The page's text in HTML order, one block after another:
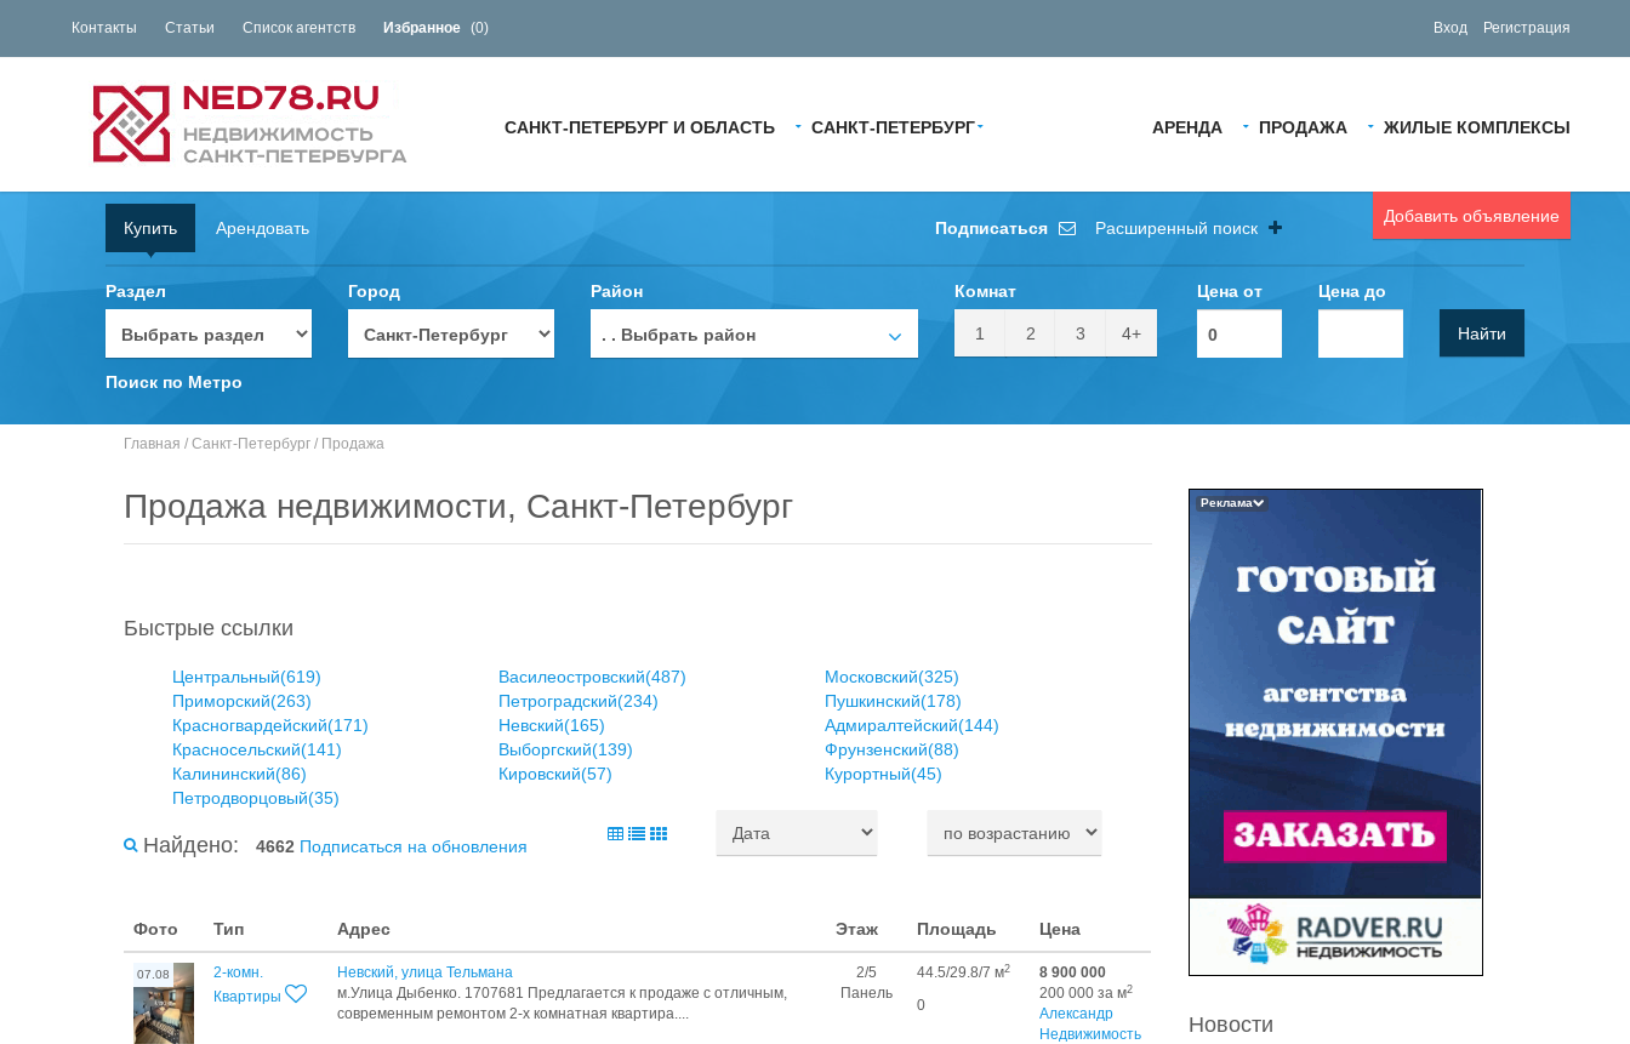
Контакты Статьи Список агентств Избранное (0) Вход Регистрация
АРЕНДА ПРОДАЖА ЖИЛЫЕ КОМПЛЕКСЫ
САНКТ-ПЕТЕРБУРГ И ОБЛАСТЬ САНКТ-ПЕТЕРБУРГ
Добавить объявление
Купить Арендовать Подписаться Расширенный поиск
Раздел Город Район
. . Выбрать район
Комнат
1 2 3 4+
Цена от Цена до
Найти
Поиск по Метро
Главная / Санкт-Петербург / Продажа
Продажа недвижимости, Санкт-Петербург
Быстрые ссылки
Центральный(619) Василеостровский(487)
Московский(325)
Приморский(263)
Петроградский(234)
Пушкинский(178)
Красногвардейский(171)
Невский(165)
Адмиралтейский(144)
Красносельский(141)
Выборгский(139)
Фрунзенский(88)
Калининский(86)
Кировский(57)
Курортный(45)
Петродворцовый(35)
Найдено: 4662 Подписаться на обновления
Фото Тип Адрес Этаж Площадь Цена
07.08
2-комн.
Квартиры
Невский, улица Тельмана
м.Улица Дыбенко. 1707681 Предлагается к продаже с отличным,
современным ремонтом 2-х комнатная квартира....
2/5
Панель
44.5/29.8/7 м2
0
8 900 000
200 000 за м2
Александр
Недвижимость
Реклама
Новости